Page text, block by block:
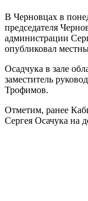
В Черновцах в
председателя
администрации
опубликовал
Осадчука в зале
заместитель
Трофимов.
Отметим, ранее
Сергея Осачука на